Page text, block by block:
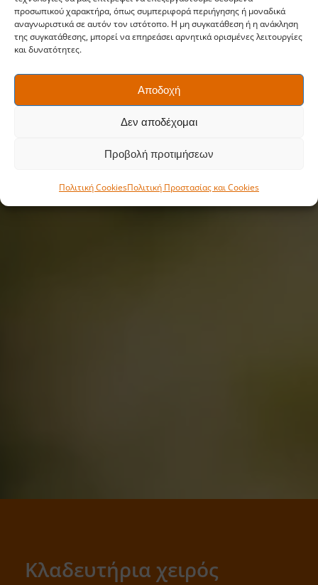
προσωπικού χαρακτήρα, όπως συμπεριφορά περιήγησης ή μοναδικά
αναγνωριστικά σε αυτόν τον ιστότοπο. Η μη συγκατάθεση ή η ανάκληση
της συγκατάθεσης, μπορεί να επηρεάσει αρνητικά ορισμένες λειτουργίες
και δυνατότητες.
Αποδοχή
Δεν αποδέχομαι
Προβολή προτιμήσεων
Πολιτική CookiesΠολιτική Προστασίας και Cookies
Κλαδευτήρια χειρός